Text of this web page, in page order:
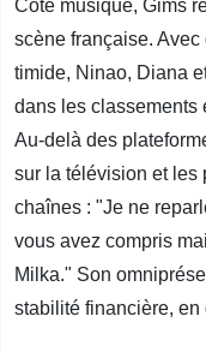
Côté musique, Gims
scène française.
timide, Ninao, Diana
dans les classements
Au-delà des
sur la télévision et les
chaînes : "Je ne
vous avez compris
Milka." Son
stabilité financière,